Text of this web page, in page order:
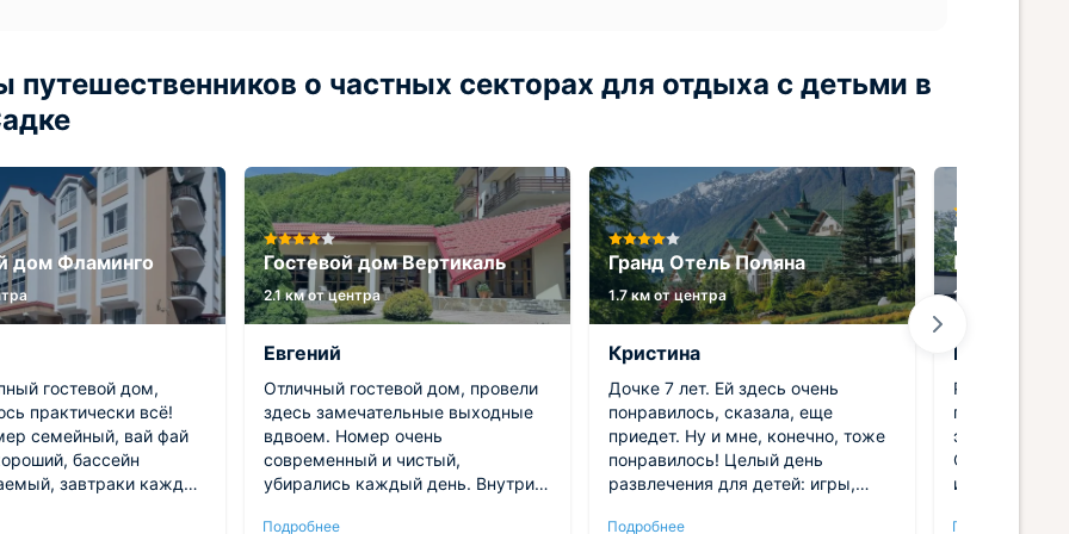
путешественников о частных секторах для отдыха с детьми в
дом Фламинго
гостевой дом,
практически всё!
семейный, вай фай
бассейн
завтраки каждый
Гостевой дом Вертикаль
2.1 км от центра
Евгений
Отличный гостевой дом, провели
здесь замечательные выходные
вдвоем. Номер очень
современный и чистый,
убирались каждый день. Внутри
Подробнее
Гранд Отель Поляна
1.7 км от центра
Кристина
Дочке 7 лет. Ей здесь очень
понравилось, сказала, еще
приедет. Ну и мне, конечно, тоже
понравилось! Целый день
развлечения для детей: игры,
Подробнее
Гостевой
Поляны
1.3 км от
Виктор
Решили один
праздник
этих целей
Отлично
из 10, можно
Подробнее